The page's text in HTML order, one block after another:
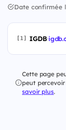
Date confirmée
[1] IGDB·
Cette page
peut
savoir plus.